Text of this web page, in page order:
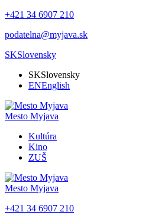
+421 34 6907 210
podatelna@myjava.sk
SKSlovensky
SKSlovensky
ENEnglish
Mesto Myjava
Kultúra
Kino
ZUŠ
Mesto Myjava
+421 34 6907 210